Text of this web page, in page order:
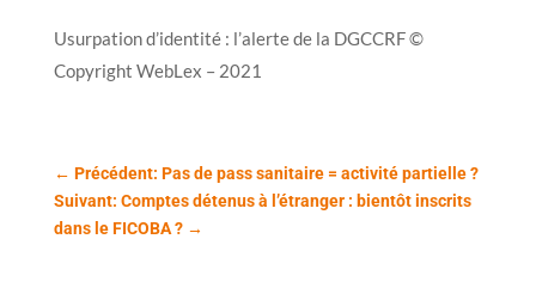
Usurpation d’identité : l’alerte de la DGCCRF ©
Copyright WebLex – 2021
← Précédent: Pas de pass sanitaire = activité partielle ?
Suivant: Comptes détenus à l’étranger : bientôt inscrits
dans le FICOBA ?→